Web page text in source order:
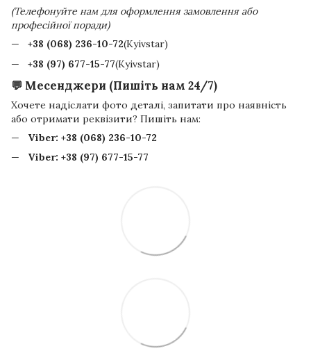
(Телефонуйте нам для оформлення замовлення або
професійної поради)
+38 (068) 236-10-72(Kyivstar)
+38 (97) 677-15-77(Kyivstar)
💬 Месенджери (Пишіть нам 24/7)
Хочете надіслати фото деталі, запитати про наявність
або отримати реквізити? Пишіть нам:
Viber: +38 (068) 236-10-72
Viber: +38 (97) 677-15-77